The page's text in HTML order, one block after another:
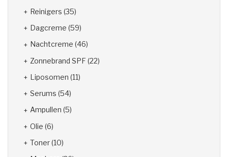
Reinigers (35)
Dagcreme (59)
Nachtcreme (46)
Zonnebrand SPF (22)
Liposomen (11)
Serums (54)
Ampullen (5)
Olie (6)
Toner(10)